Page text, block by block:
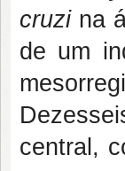
cruzina
de um
central,